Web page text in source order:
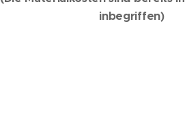
inbegriffen)